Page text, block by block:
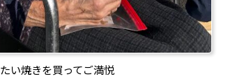
たい焼きを買ってご満悦